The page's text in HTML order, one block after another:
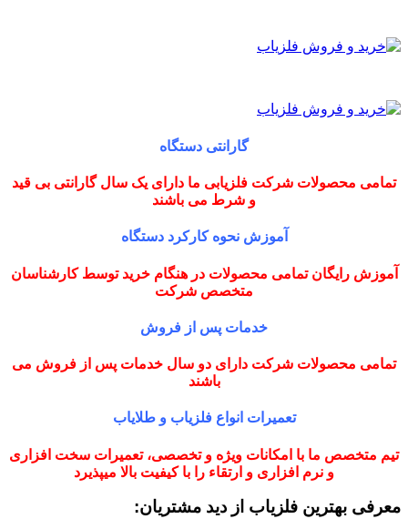
گارانتی دستگاه
تمامی محصولات شرکت فلزیابی ما دارای یک سال گارانتی بی قید
و شرط می باشند
آموزش نحوه کارکرد دستگاه
آموزش رایگان تمامی محصولات در هنگام خرید توسط کارشناسان
متخصص شرکت
خدمات پس از فروش
تمامی محصولات شرکت دارای دو سال خدمات پس از فروش می
باشند
تعمیرات انواع فلزیاب و طلایاب
تیم متخصص ما با امکانات ویژه و تخصصی، تعمیرات سخت افزاری
و نرم افزاری و ارتقاء را با کیفیت بالا میپذیرد
معرفی بهترین فلزیاب از دید مشتریان: